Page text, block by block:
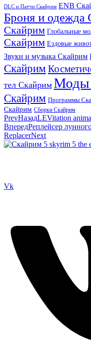
DLC и Патчи Скайрим ENB
Броня и одежда
Скайрим Глобальные
Скайрим Ездовые
Звуки и музыка Скайрим
Скайрим
тел Скайрим Моды
Скайрим Программы
Скайрим Сборки Скайрим
PrevНазадLEVitation
ВпередРеплейсер
ReplacerNext
Vk